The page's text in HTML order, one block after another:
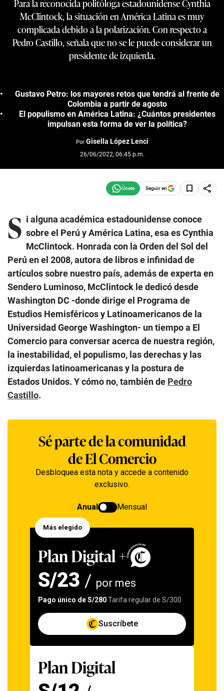
Para la reconocida politóloga estadounidense Cynthia
McClintock, la situación en América Latina es muy
complicada debido a la polarización. Con respecto a
Pedro Castillo, señala que no se le puede considerar un
presidente de izquierda.
Gustavo Petro: los mayores retos que tendrá al frente de
Colombia a partir de agosto
El populismo en América Latina: ¿Cuántos presidentes
impulsan esta forma de ver la política?
Por Gisella López Lenci
26/06/2022, 06:45 p.m.
Seguir en
S i alguna académica estadounidense conoce
sobre el Perú y América Latina, esa es Cynthia
McClintock. Honrada con la Orden del Sol del
Perú en el 2008, autora de libros e infinidad de
artículos sobre nuestro país, además de experta en
Sendero Luminoso, McClintock le dedicó desde
Washington DC -donde dirige el Programa de
Estudios Hemisféricos y Latinoamericanos de la
Universidad George Washington- un tiempo a El
Comercio para conversar acerca de nuestra región,
la inestabilidad, el populismo, las derechas y las
izquierdas latinoamericanas y la postura de
Estados Unidos. Y cómo no, también de Pedro
Castillo.